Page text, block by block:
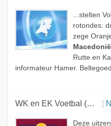
...stelten
rotondes:
zege
Macedonië
Rutte en
informateur Hamer.
WK en EK Voetbal (NOS)
Deze